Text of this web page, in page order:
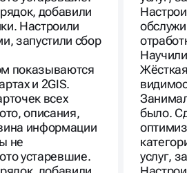
добавили
Настроили
запустили сбор
показываются
и 2GIS.
всех
описания,
информации
не
устаревшие.
было.
услуг,